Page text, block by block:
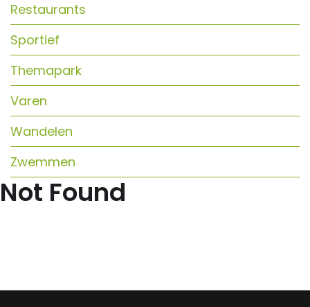
Restaurants
Sportief
Themapark
Varen
Wandelen
Zwemmen
Not Found